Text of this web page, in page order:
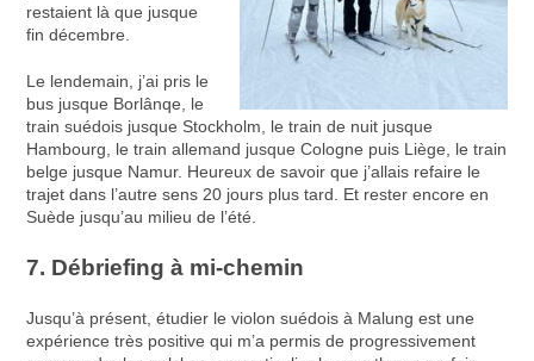
restaient là que jusque
fin décembre.
Le lendemain, j’ai pris le
bus jusque Borlânqe, le
train suédois jusque Stockholm, le train de nuit jusque
Hambourg, le train allemand jusque Cologne puis Liège, le train
belge jusque Namur. Heureux de savoir que j’allais refaire le
trajet dans l’autre sens 20 jours plus tard. Et rester encore en
Suède jusqu’au milieu de l’été.
7. Débriefing à mi-chemin
Jusqu’à présent, étudier le violon suédois à Malung est une
expérience très positive qui m’a permis de progressivement